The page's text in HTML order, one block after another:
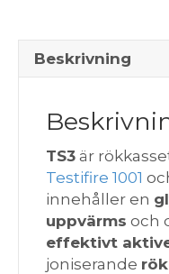
Beskrivning
TS3 är
Testifire 1001
innehåller en
uppvärms och
effektivt
joniserande